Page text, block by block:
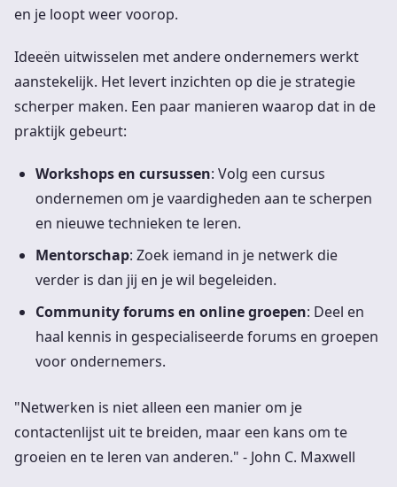
en je loopt weer voorop.
Ideeën uitwisselen met andere ondernemers werkt
aanstekelijk. Het levert inzichten op die je strategie
scherper maken. Een paar manieren waarop dat in de
praktijk gebeurt:
Workshops en cursussen: Volg een cursus
ondernemen om je vaardigheden aan te scherpen
en nieuwe technieken te leren.
Mentorschap: Zoek iemand in je netwerk die
verder is dan jij en je wil begeleiden.
Community forums en online groepen: Deel en
haal kennis in gespecialiseerde forums en groepen
voor ondernemers.
"Netwerken is niet alleen een manier om je
contactenlijst uit te breiden, maar een kans om te
groeien en te leren van anderen." - John C. Maxwell